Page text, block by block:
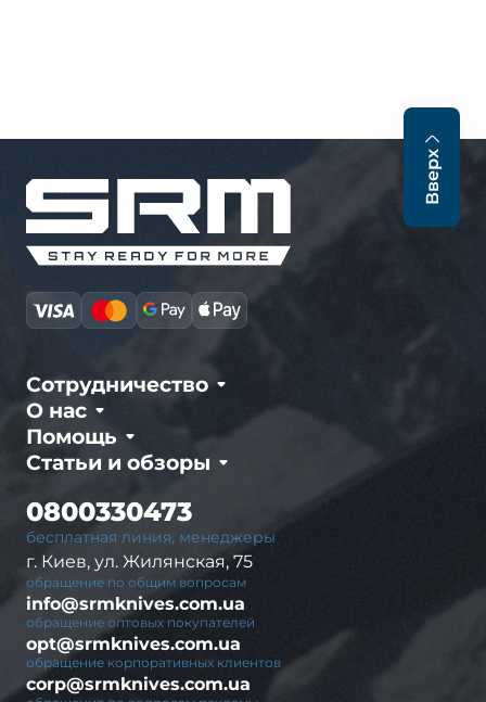
Вверх
О нас
Сотрудничество
Статьи и обзоры
Помощь
бесплатная линия, менеджеры
0800330473
г. Киев, ул. Жилянская, 75
обращение по общим вопросам
info@srmknives.com.ua
обращение оптовых покупателей
opt@srmknives.com.ua
обращение корпоративных клиентов
corp@srmknives.com.ua